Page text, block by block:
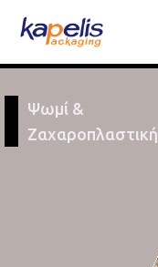
Ψωμί &
Ζαχαροπλαστική